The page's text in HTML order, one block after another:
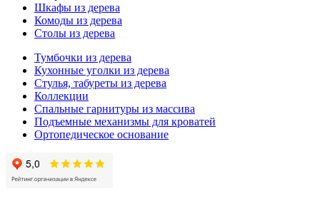
Шкафы из дерева
Комоды из дерева
Столы из дерева
Тумбочки из дерева
Кухонные уголки из дерева
Стулья, табуреты из дерева
Коллекции
Спальные гарнитуры из массива
Подъемные механизмы для кроватей
Ортопедическое основание